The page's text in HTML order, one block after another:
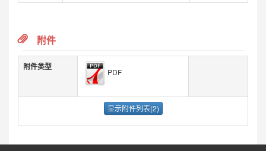
附件
附件类型
PDF
显示附件列表(2)